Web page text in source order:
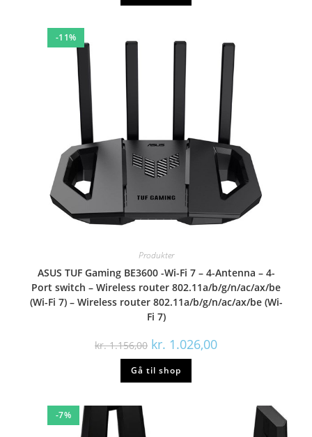
-11%
Produkter
ASUS TUF Gaming BE3600 -Wi-Fi 7 – 4-Antenna – 4-
Port switch – Wireless router 802.11a/b/g/n/ac/ax/be
(Wi-Fi 7) – Wireless router 802.11a/b/g/n/ac/ax/be (Wi-
Fi 7)
kr.1.156,00 kr. 1.026,00
Gå til shop
-7%